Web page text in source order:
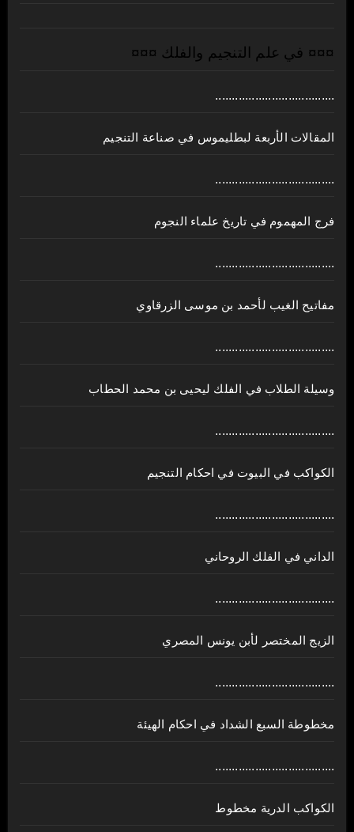
¤¤¤ في علم التنجيم والفلك ¤¤¤
....................................
المقالات الأربعة لبطليموس في صناعة التنجيم
....................................
فرج المهموم في تاريخ علماء النجوم
....................................
مفاتيح الغيب لأحمد بن موسى الزرقاوي
....................................
وسيلة الطلاب في الفلك ليحيى بن محمد الحطاب
....................................
الكواكب في البيوت في احكام التنجيم
....................................
الداني في الفلك الروحاني
....................................
الزيج المختصر لأبن يونس المصري
....................................
مخطوطة السبع الشداد في احكام الهيئة
....................................
الكواكب الدرية مخطوط